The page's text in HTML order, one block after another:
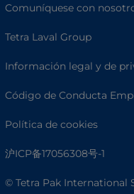
Comuníquese con
Tetra Laval Group
Información legal y de
Código de Conducta
Política de cookies
沪ICP备17056308号-1
© Tetra Pak International